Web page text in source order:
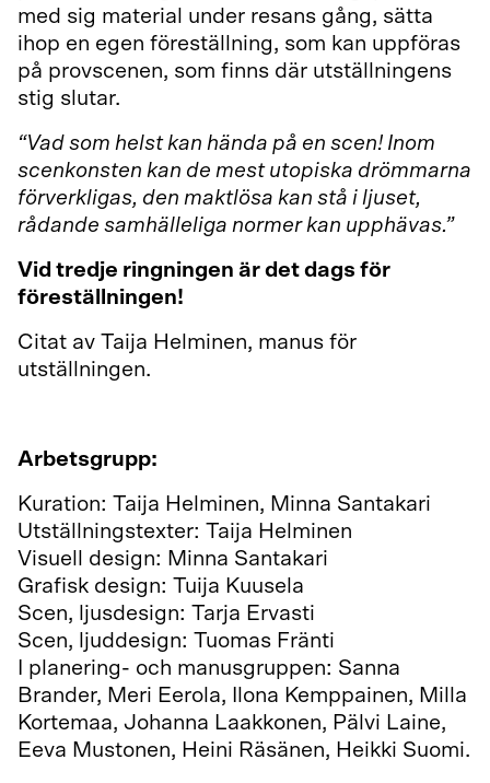
med sig material under resans gång, sätta
ihop en egen föreställning, som kan uppföras
på provscenen, som finns där utställningens
stig slutar.
“Vad som helst kan hända på en scen! Inom
scenkonsten kan de mest utopiska drömmarna
förverkligas, den maktlösa kan stå i ljuset,
rådande samhälleliga normer kan upphävas.”
Vid tredje ringningen är det dags för
föreställningen!
Citat av Taija Helminen, manus för
utställningen.
Arbetsgrupp:
Kuration: Taija Helminen, Minna Santakari
Utställningstexter: Taija Helminen
Visuell design: Minna Santakari
Grafisk design: Tuija Kuusela
Scen, ljusdesign: Tarja Ervasti
Scen, ljuddesign: Tuomas Fränti
I planering- och manusgruppen: Sanna
Brander, Meri Eerola, Ilona Kemppainen, Milla
Kortemaa, Johanna Laakkonen, Pälvi Laine,
Eeva Mustonen, Heini Räsänen, Heikki Suomi.